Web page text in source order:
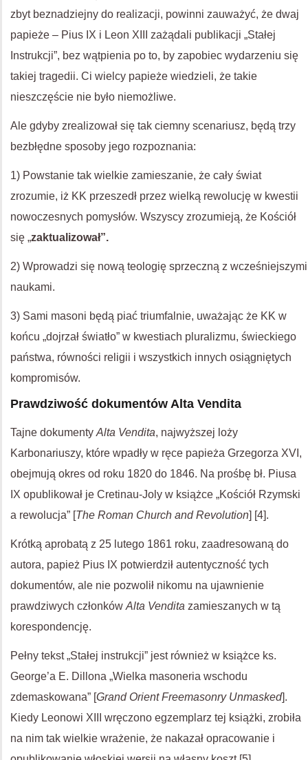
zbyt beznadziejny do realizacji, powinni zauważyć, że dwaj
papieże – Pius IX i Leon XIII zażądali publikacji „Stałej
Instrukcji”, bez wątpienia po to, by zapobiec wydarzeniu się
takiej tragedii. Ci wielcy papieże wiedzieli, że takie
nieszczęście nie było niemożliwe.
Ale gdyby zrealizował się tak ciemny scenariusz, będą trzy
bezbłędne sposoby jego rozpoznania:
1) Powstanie tak wielkie zamieszanie, że cały świat
zrozumie, iż KK przeszedł przez wielką rewolucję w kwestii
nowoczesnych pomysłów. Wszyscy zrozumieją, że Kościół
się „zaktualizował”.
2) Wprowadzi się nową teologię sprzeczną z wcześniejszymi
naukami.
3) Sami masoni będą piać triumfalnie, uważając że KK w
końcu „dojrzał światło” w kwestiach pluralizmu, świeckiego
państwa, równości religii i wszystkich innych osiągniętych
kompromisów.
Prawdziwość dokumentów Alta Vendita
Tajne dokumenty Alta Vendita, najwyższej loży
Karbonariuszy, które wpadły w ręce papieża Grzegorza XVI,
obejmują okres od roku 1820 do 1846. Na prośbę bł. Piusa
IX opublikował je Cretinau-Joly w książce „Kościół Rzymski
a rewolucja” [The Roman Church and Revolution] [4].
Krótką aprobatą z 25 lutego 1861 roku, zaadresowaną do
autora, papież Pius IX potwierdził autentyczność tych
dokumentów, ale nie pozwolił nikomu na ujawnienie
prawdziwych członków Alta Vendita zamieszanych w tą
korespondencję.
Pełny tekst „Stałej instrukcji” jest również w książce ks.
George’a E. Dillona „Wielka masoneria wschodu
zdemaskowana” [Grand Orient Freemasonry Unmasked].
Kiedy Leonowi XIII wręczono egzemplarz tej książki, zrobiła
na nim tak wielkie wrażenie, że nakazał opracowanie i